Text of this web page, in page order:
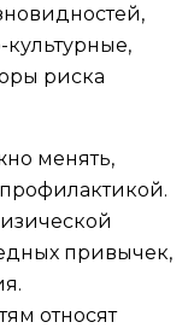
риска
менять,
привычек,
относят